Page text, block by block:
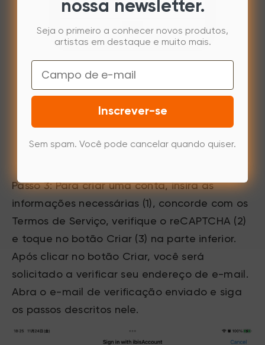
Passo 3: Para criar uma conta, insira as
informações necessárias (1), concorde com os
Termos de Serviço, verifique o reCAPTCHA (2)
e toque no botão Criar (3) na parte inferior.
Após clicar no botão Criar, você será
solicitado a verificar seu endereço de e-mail.
Abra o e-mail de verificação enviado e siga
os passos descritos nele.
nossa newsletter.
Seja o primeiro a conhecer novos produtos,
artistas em destaque e muito mais.
Email
Inscrever-se
Sem spam. Você pode cancelar quando quiser.